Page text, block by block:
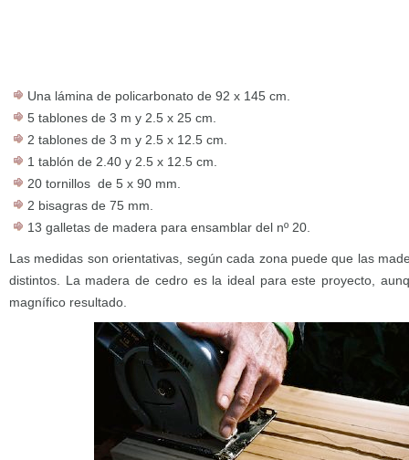
Una lámina de policarbonato de 92 x 145 cm.
5 tablones de 3 m y 2.5 x 25 cm.
2 tablones de 3 m y 2.5 x 12.5 cm.
1 tablón de 2.40 y 2.5 x 12.5 cm.
20 tornillos de 5 x 90 mm.
2 bisagras de 75 mm.
13 galletas de madera para ensamblar del nº 20.
Las medidas son orientativas, según cada zona puede que las
distintos. La madera de cedro es la ideal para este proyecto,
magnífico resultado.